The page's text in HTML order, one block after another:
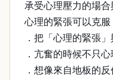
承受心理壓力的場
心理的緊張可以克服
．把「心理的緊張
．亢奮的時候不只
．想像來自地板的反